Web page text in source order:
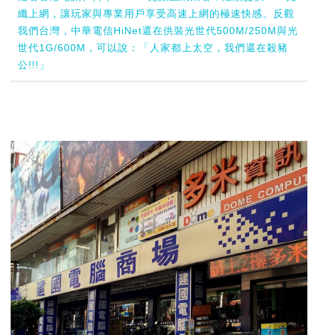
纖上網，讓玩家與專業用戶享受高速上網的極速快感。反觀
我們台灣，中華電信HiNet還在供裝光世代500M/250M與光
世代1G/600M，可以說：「人家都上太空，我們還在殺豬
公!!!」